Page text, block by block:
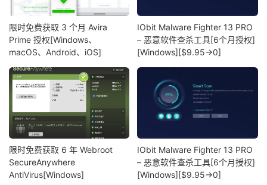
限时免费获取 3 个月 Avira
Prime 授权[Windows、
macOS、Android、iOS]
IObit Malware Fighter 13 PRO
– 恶意软件查杀工具[6个月授权]
[Windows][$9.95→0]
限时免费获取 6 年 Webroot
SecureAnywhere
AntiVirus[Windows]
IObit Malware Fighter 13 PRO
– 恶意软件查杀工具[6个月授权]
[Windows][$9.95→0]